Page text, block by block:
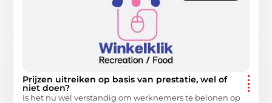
Prijzen uitreiken op basis van prestatie, wel of
niet doen?
Is het nu wel verstandig om werknemers te belonen op